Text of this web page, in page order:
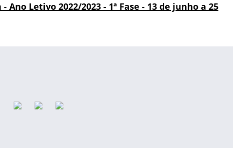
Letivo 2022/2023 - 1ª Fase - 13 de junho a 25